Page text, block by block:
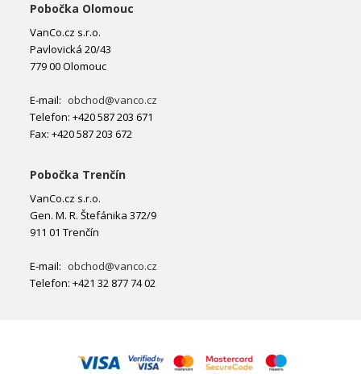
Pobočka Olomouc
VanCo.cz s.r.o.
Pavlovická 20/43
779 00 Olomouc
E-mail: obchod@vanco.cz
Telefon: +420 587 203 671
Fax: +420 587 203 672
Pobočka Trenčín
VanCo.cz s.r.o.
Gen. M. R. Štefánika 372/9
911 01 Trenčín
E-mail: obchod@vanco.cz
Telefon: +421 32 877 74 02